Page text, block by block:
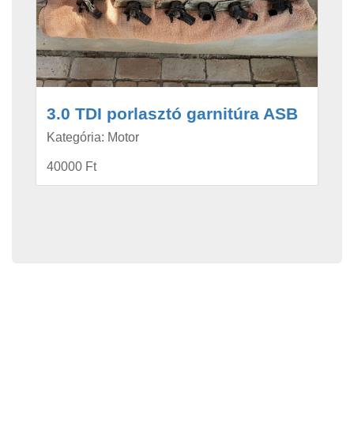
3.0 TDI porlasztó garnitúra ASB
Kategória: Motor
40000 Ft